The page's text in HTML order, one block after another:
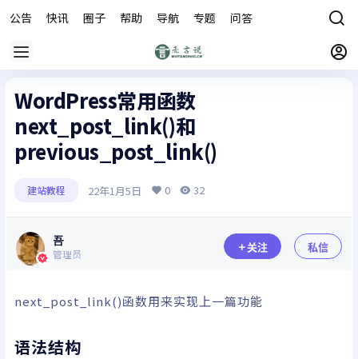
公告 快讯 圈子 帮助 导航 专题 问答
WordPress常用函数
next_post_link()和
previous_post_link()
建站教程 22年1月5日 0 32
吾
管理员 关注 私信
next_post_link()函数用来实现上一篇功能
语法结构